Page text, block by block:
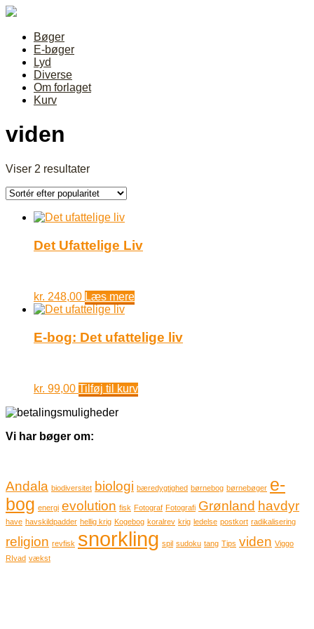
Bøger
E-bøger
Lyd
Diverse
Om forlaget
Kurv
viden
Viser 2 resultaterSorteret
popularitet
Det Ufattelige Liv
kr. 248,00 Læs mere
E-bog: Det ufattelige liv
kr. 99,00 Tilføj til kurv
Vi har bøger om:
Andala biodiversitet biologi bæredygtighed børnebog børnebøger e-
bog energi evolution fisk Fotograf Fotografi Grønland havdyr
have havskildpadder hellig krig Kogebog koralrev krig ledelse postkort radikalisering
religion revfisk snorkling spil sudoku tang Tips viden Viggo
RIvad vækst